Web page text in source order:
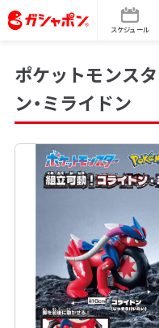
スケジュール
ポケットモンス
ン・ミライドン